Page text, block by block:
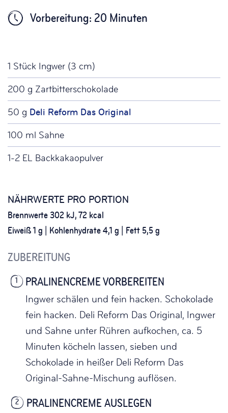
Vorbereitung: 20 Minuten
1 Stück Ingwer (3 cm)
200 g Zartbitterschokolade
50 g Deli Reform Das Original
100 ml Sahne
1-2 EL Backkakaopulver
NÄHRWERTE PRO PORTION
Brennwerte 302 kJ, 72 kcal
Eiweiß 1 g | Kohlenhydrate 4,1 g | Fett 5,5 g
ZUBEREITUNG
1 PRALINENCREME VORBEREITEN
Ingwer schälen und fein hacken. Schokolade
fein hacken. Deli Reform Das Original, Ingwer
und Sahne unter Rühren aufkochen, ca. 5
Minuten köcheln lassen, sieben und
Schokolade in heißer Deli Reform Das
Original-Sahne-Mischung auflösen.
2 PRALINENCREME AUSLEGEN